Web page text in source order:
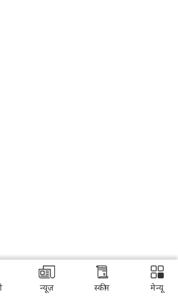
न्यूज़ स्कीम मेन्यू